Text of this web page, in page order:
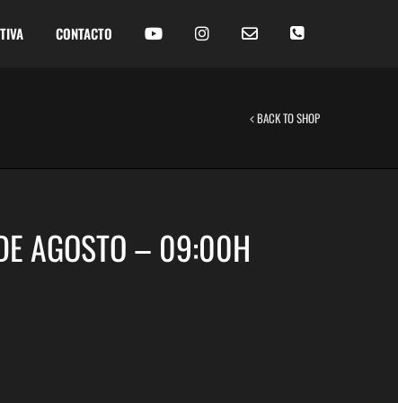
CONTACTO
BACK TO SHOP
AGOSTO – 09:00H